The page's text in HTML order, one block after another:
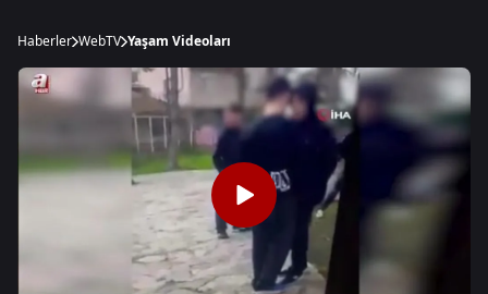
Haberler WebTV Yaşam Videoları